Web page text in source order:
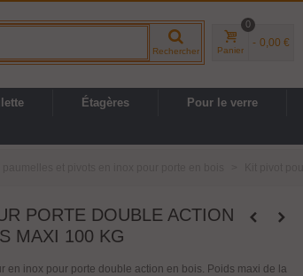
Rechercher Panier
0
- 0,00 €
Étagères Pour le verre
Kit pivot
PORTE DOUBLE ACTION
MAXI 100 KG
en inox pour porte double action en bois. Poids maxi de la